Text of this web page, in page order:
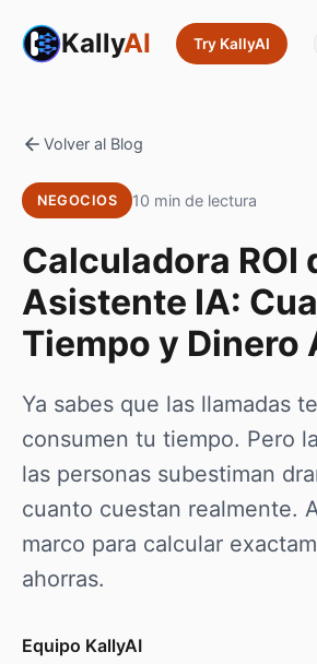
KallyAI Try KallyAI
Volver al Blog
NEGOCIOS 10 min de lectura
Calculadora ROI
Asistente IA:
Tiempo y Dinero
Ya sabes que las llamadas
consumen tu tiempo. Pero
las personas subestiman
cuanto cuestan realmente.
marco para calcular
ahorras.
Equipo KallyAI